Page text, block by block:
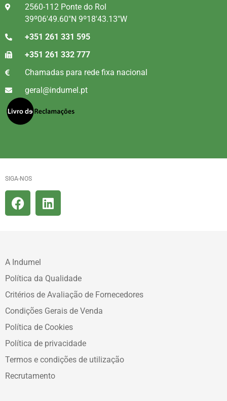
2560-112 Ponte do Rol
39º06'49.60"N 9º18'43.13"W
+351 261 331 595
+351 261 332 777
Chamadas para rede fixa nacional
geral@indumel.pt
SIGA-NOS
A Indumel
Política da Qualidade
Critérios de Avaliação de Fornecedores
Condições Gerais de Venda
Política de Cookies
Política de privacidade
Termos e condições de utilização
Recrutamento